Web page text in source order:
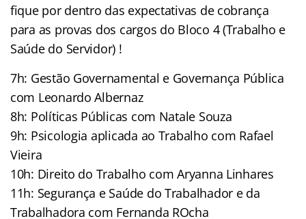
fique por dentro das expectativas de cobrança
para as provas dos cargos do Bloco 4 (Trabalho e
Saúde do Servidor) !
7h: Gestão Governamental e Governança Pública
com Leonardo Albernaz
8h: Políticas Públicas com Natale Souza
9h: Psicologia aplicada ao Trabalho com Rafael
Vieira
10h: Direito do Trabalho com Aryanna Linhares
11h: Segurança e Saúde do Trabalhador e da
Trabalhadora com Fernanda ROcha